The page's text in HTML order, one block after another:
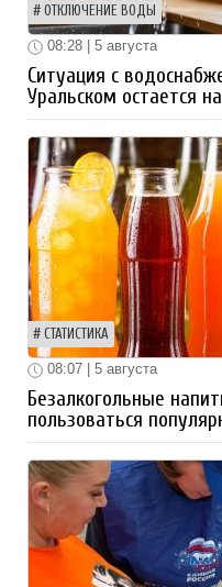
ОТКЛЮЧЕНИЕ ВОДЫ
08:28 | 5 августа
Ситуация с
Уральском остается
СТАТИСТИКА
08:07 | 5 августа
Безалкогольные
пользоваться